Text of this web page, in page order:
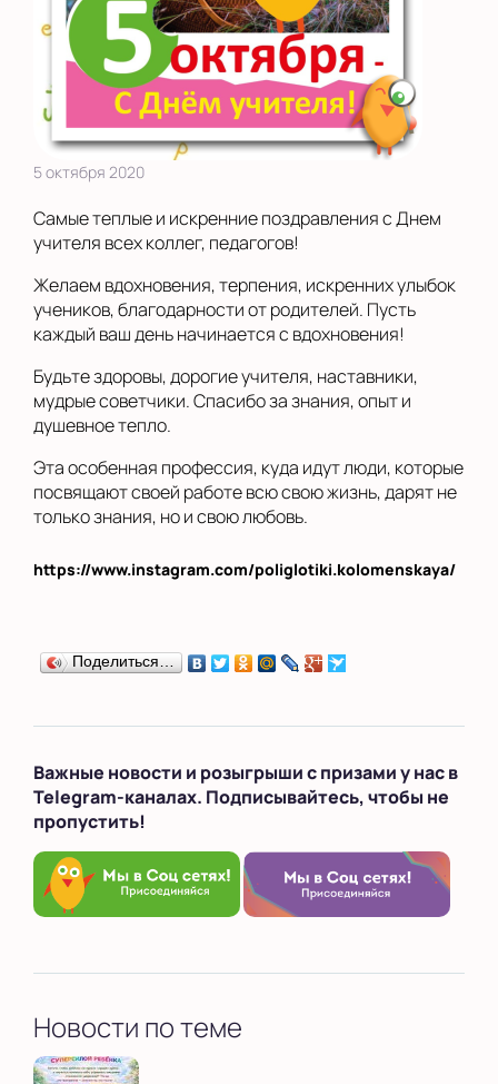
Показать на карте
Выбрать другой город
5 октября 2020
Самые теплые и искренние поздравления с Днем
учителя всех коллег, педагогов!
Желаем вдохновения, терпения, искренних улыбок
учеников, благодарности от родителей. Пусть
каждый ваш день начинается с вдохновения!
Будьте здоровы, дорогие учителя, наставники,
мудрые советчики. Спасибо за знания, опыт и
душевное тепло.
Эта особенная профессия, куда идут люди, которые
посвящают своей работе всю свою жизнь, дарят не
только знания, но и свою любовь.
https://www.instagram.com/poliglotiki.kolomenskaya/
Поделиться…
Важные новости и розыгрыши с призами у нас в
Telegram-каналах. Подписывайтесь, чтобы не
пропустить!
Новости по теме